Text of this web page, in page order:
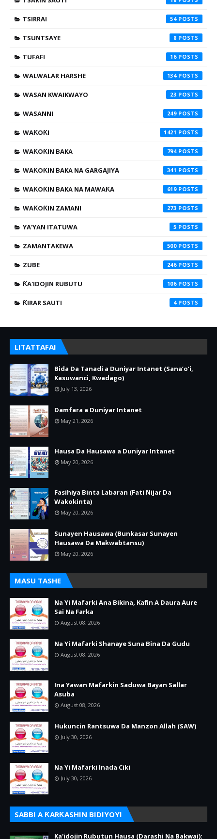
TSIRRAI 54
TSUNTSAYE 8
TUFAFI 16
WALWALAR HARSHE 134
WASAN KWAIKWAYO 23
WASANNI 249
WAƘOƘI 1421
WAƘOƘIN BAKA 794
WAƘOƘIN BAKA NA GARGAJIYA 341
WAƘOƘIN BAKA NA MAWAƘA 619
WAƘOƘIN ZAMANI 273
YA'YAN ITATUWA 5
ZAMANTAKEWA 500
ZUBE 246
ƘA'IDOJIN RUBUTU 106
ƘIRAR SAUTI 4
LITATTAFAI
Bida Da Tanadi a Duniyar Intanet (Sana’o’i,
Kasuwanci, Kwadago)
July 13, 2026
Damfara a Duniyar Intanet
May 21, 2026
Hausa Da Hausawa a Duniyar Intanet
May 20, 2026
Fasihiya Binta Labaran (Fati Nijar Da
Wakokinta)
May 20, 2026
Sunayen Hausawa (Bunkasar Sunayen
Hausawa Da Makwabtansu)
May 20, 2026
MASU TASHE
Na Yi Mafarki Ana Bikina, Kafin A Daura Aure
Sai Na Farka
August 08, 2026
Na Yi Mafarki Shanaye Suna Bina Da Gudu
August 08, 2026
Ina Yawan Mafarkin Saduwa Bayan Sallar
Asuba
August 08, 2026
Hukuncin Rantsuwa Da Manzon Allah (SAW)
July 30, 2026
Na Yi Mafarki Inada Ciki
July 30, 2026
SABBI A ƘARƘASHIN BIDIYOYI
Ka'idojin Rubutun Hausa (Darashi Na Bakwai):